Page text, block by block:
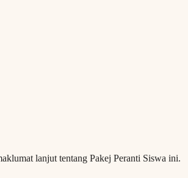
lanjut tentang Pakej Peranti Siswa ini.